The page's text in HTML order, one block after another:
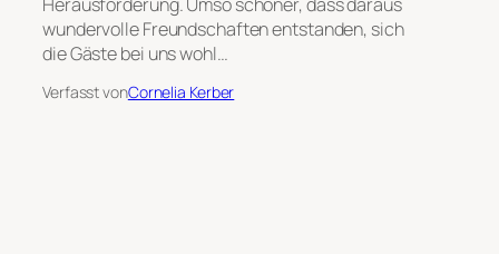
wundervolle Freundschaften entstanden, sich
die Gäste bei uns wohl…
Verfasst vonCornelia Kerber